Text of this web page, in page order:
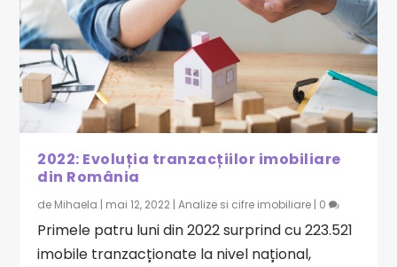
2022: Evoluția tranzacțiilor imobiliare
din România
de Mihaela mai 12, 2022 |Analize si cifre imobiliare 0
Primele patru luni din 2022 surprind cu 223.521
imobile tranzacționate la nivel național,